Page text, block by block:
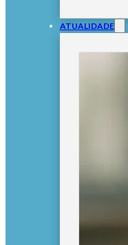
ATUALIDADE